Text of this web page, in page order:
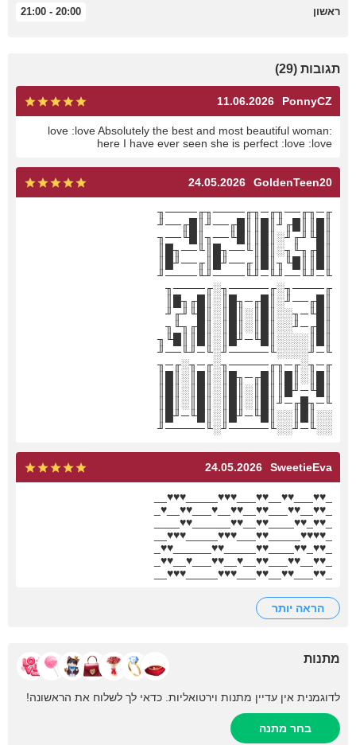
ראשון 20:00 - 21:00
תגובות (29)
PonnyCZ
11.06.2026
:love :love Absolutely the best and most beautiful woman
here I have ever seen she is perfect :love :love
GoldenTeen20
24.05.2026
╓─╖╓──╖╓─╖╓────╖╓────╖
║█║║█╓╜║█║║█╓──╜║█╓──╜
║█╙╜╓╜░║█║║█╙──╖║█╙──╖
║█╓╖╙╖░║█║╙──╖█║╙──╖█║
║█║║█╙╖║█║╓──╜█║╓──╜█║
╙─╜╙──╜╙─╜╙────╜╙────╜
╓────╖░╓─────╖░╓────╖
║█╓──╜░║█╓─╖█║░║█╓╖█║
║█╙─╖░░║█║░║█║░║█╙╜╓╜
║█╓─╜░░║█║░║█║░║█╓╖╙╖
║█║░░░░║█╙─╜█║░║█║║█╙╖
╙─╜░░░░╙─────╜░╙─╜╙──╜
╓─╖░╓─╖╓─────╖░╓─╖░╓─╖
║█║░║█║║█╓─╖█║░║█║░║█║
║█╙─╜█║║█║░║█║░║█║░║█║
╙─╖█╓─╜║█║░║█║░║█║░║█║
░░║█║░░║█╙─╜█║░║█╙─╜█║
░░╙─╜░░╙─────╜░╙─────╜
SweetieEva
24.05.2026
_♥♥___♥♥__♥♥___♥♥♥_____♥♥♥__
_♥♥__♥♥___♥♥__♥♥__♥___♥♥__♥_
_♥♥_♥♥____♥♥__♥♥______♥♥____
_♥♥♥♥_____♥♥___♥♥♥_____♥♥♥__
_♥♥_♥♥____♥♥_____♥♥______♥♥_
_♥♥__♥♥___♥♥__♥__♥♥___♥__♥♥_
_♥♥___♥♥__♥♥___♥♥♥_____♥♥♥__
הראה יותר
מתנות
לדוגמנית אין עדיין מתנות וירטואליות. כדאי לך לשלוח את הראשונה!
בחר מתנה